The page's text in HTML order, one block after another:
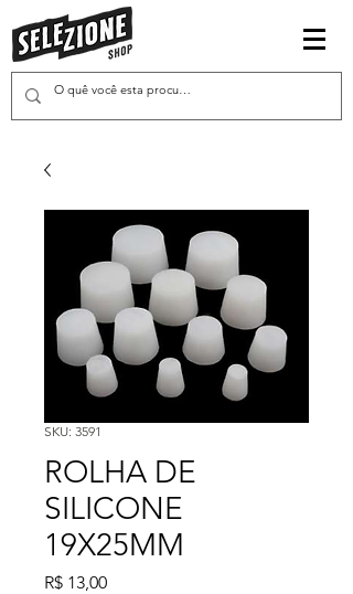
SKU: 3591
ROLHA DE
SILICONE
19X25MM
R$ 13,00Preço